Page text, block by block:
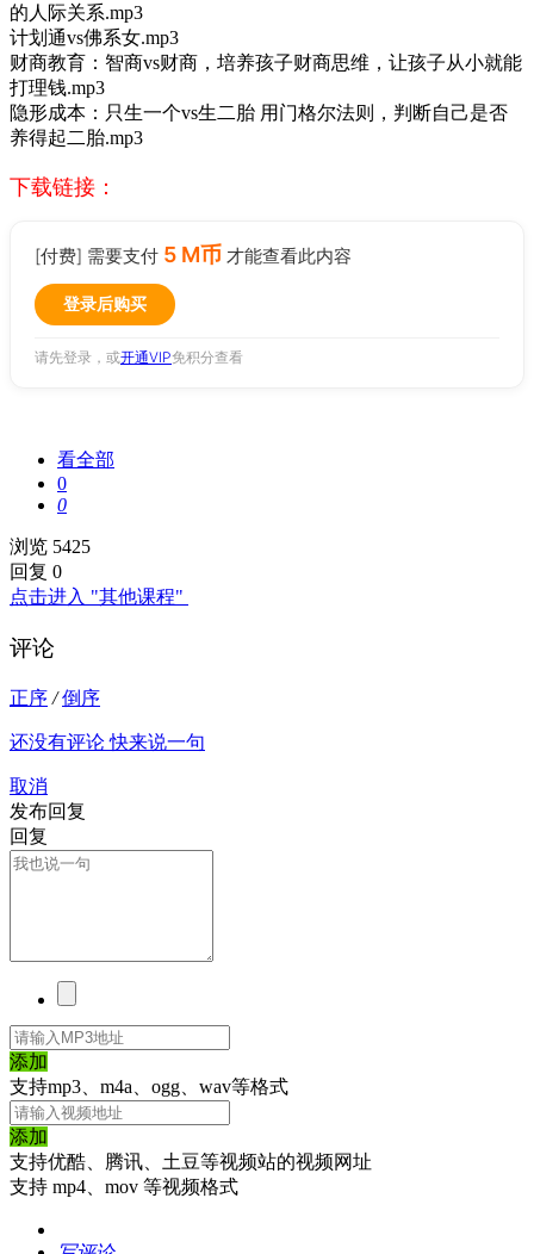
的人际关系.mp3
计划通vs佛系女.mp3
财商教育：智商vs财商，培养孩子财商思维，让孩子从小就能
打理钱.mp3
隐形成本：只生一个vs生二胎 用门格尔法则，判断自己是否
养得起二胎.mp3
下载链接：
[付费] 需要支付 5 M币 才能查看此内容
登录后购买
请先登录，或开通VIP免积分查看
看全部
0
0
浏览 5425
回复 0
点击进入 "其他课程"
评论
正序 / 倒序
还没有评论 快来说一句
取消
发布回复
回复
添加
支持mp3、m4a、ogg、wav等格式
添加
支持优酷、腾讯、土豆等视频站的视频网址
支持 mp4、mov 等视频格式